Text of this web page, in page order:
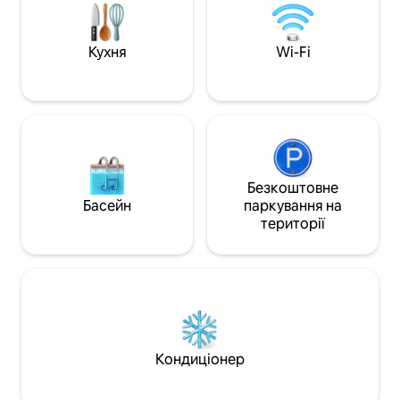
центральне
чутися міський
300 Мбіт/с,
Кухня Wi-Fi
Басейн
Безкоштовне
паркування на
території
Кондиціонер